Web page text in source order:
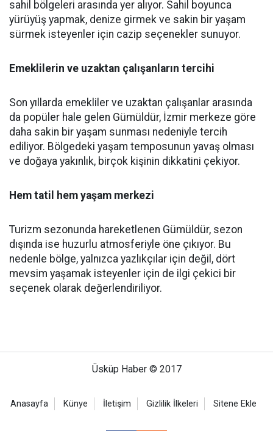
sahil bölgeleri arasında yer alıyor. Sahil boyunca
yürüyüş yapmak, denize girmek ve sakin bir yaşam
sürmek isteyenler için cazip seçenekler sunuyor.
Emeklilerin ve uzaktan çalışanların tercihi
Son yıllarda emekliler ve uzaktan çalışanlar arasında
da popüler hale gelen Gümüldür, İzmir merkeze göre
daha sakin bir yaşam sunması nedeniyle tercih
ediliyor. Bölgedeki yaşam temposunun yavaş olması
ve doğaya yakınlık, birçok kişinin dikkatini çekiyor.
Hem tatil hem yaşam merkezi
Turizm sezonunda hareketlenen Gümüldür, sezon
dışında ise huzurlu atmosferiyle öne çıkıyor. Bu
nedenle bölge, yalnızca yazlıkçılar için değil, dört
mevsim yaşamak isteyenler için de ilgi çekici bir
seçenek olarak değerlendiriliyor.
Üsküp Haber © 2017
Anasayfa Künye İletişim Gizlilik İlkeleri Sitene Ekle